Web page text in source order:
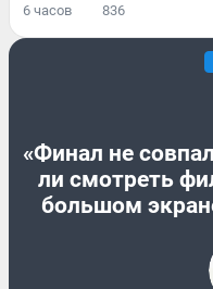
6 часов 836
«Финал не
ли смотреть
большом